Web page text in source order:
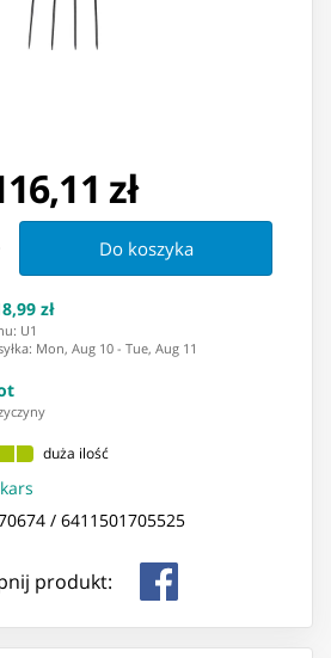
zł
Do koszyka
zł
⁨U1⁩
: Mon, Aug 10 - Tue, Aug 11
duża ilość
/ 6411501705525
produkt: